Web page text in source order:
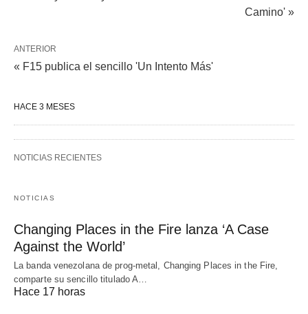
Camino' »
ANTERIOR
« F15 publica el sencillo 'Un Intento Más'
HACE 3 MESES
NOTICIAS RECIENTES
NOTICIAS
Changing Places in the Fire lanza ‘A Case
Against the World’
La banda venezolana de prog-metal, Changing Places in the Fire,
comparte su sencillo titulado A…
Hace 17 horas